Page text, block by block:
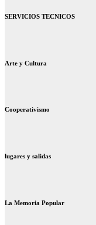
SERVICIOS TECNICOS
Arte y Cultura
Cooperativismo
lugares y salidas
La Memoria Popular